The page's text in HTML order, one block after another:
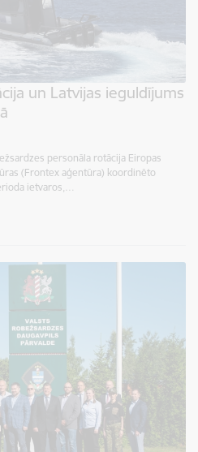
un Latvijas ieguldījums
personāla rotācija Eiropas
(Frontex aģentūra) koordinēto
ietvaros,…